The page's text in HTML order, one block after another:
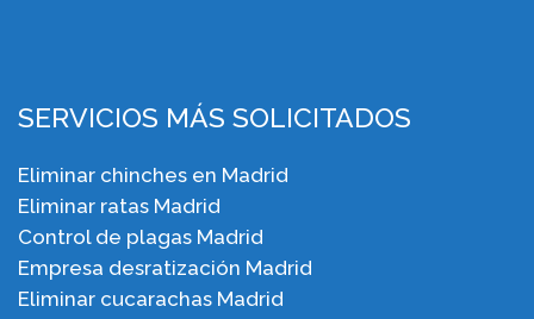
SERVICIOS MÁS SOLICITADOS
Eliminar chinches en Madrid
Eliminar ratas Madrid
Control de plagas Madrid
Empresa desratización Madrid
Eliminar cucarachas Madrid